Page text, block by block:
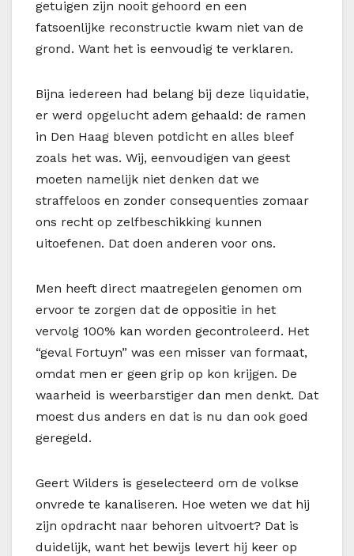
getuigen zijn nooit gehoord en een
fatsoenlijke reconstructie kwam niet van de
grond. Want het is eenvoudig te verklaren.
Bijna iedereen had belang bij deze liquidatie,
er werd opgelucht adem gehaald: de ramen
in Den Haag bleven potdicht en alles bleef
zoals het was. Wij, eenvoudigen van geest
moeten namelijk niet denken dat we
straffeloos en zonder consequenties zomaar
ons recht op zelfbeschikking kunnen
uitoefenen. Dat doen anderen voor ons.
Men heeft direct maatregelen genomen om
ervoor te zorgen dat de oppositie in het
vervolg 100% kan worden gecontroleerd. Het
“geval Fortuyn” was een misser van formaat,
omdat men er geen grip op kon krijgen. De
waarheid is weerbarstiger dan men denkt. Dat
moest dus anders en dat is nu dan ook goed
geregeld.
Geert Wilders is geselecteerd om de volkse
onvrede te kanaliseren. Hoe weten we dat hij
zijn opdracht naar behoren uitvoert? Dat is
duidelijk, want het bewijs levert hij keer op